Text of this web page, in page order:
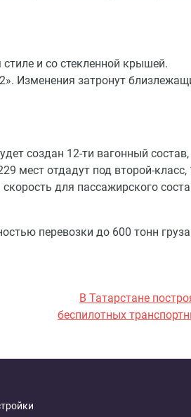
и со стекленной крышей.
Изменения затронут
создан 12-ти вагонный состав,
мест отдадут под второй-класс,
для пассажирского
перевозки до 600 тонн
В Татарстане
беспилотных